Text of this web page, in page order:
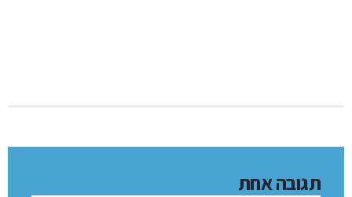
תגובה אחת